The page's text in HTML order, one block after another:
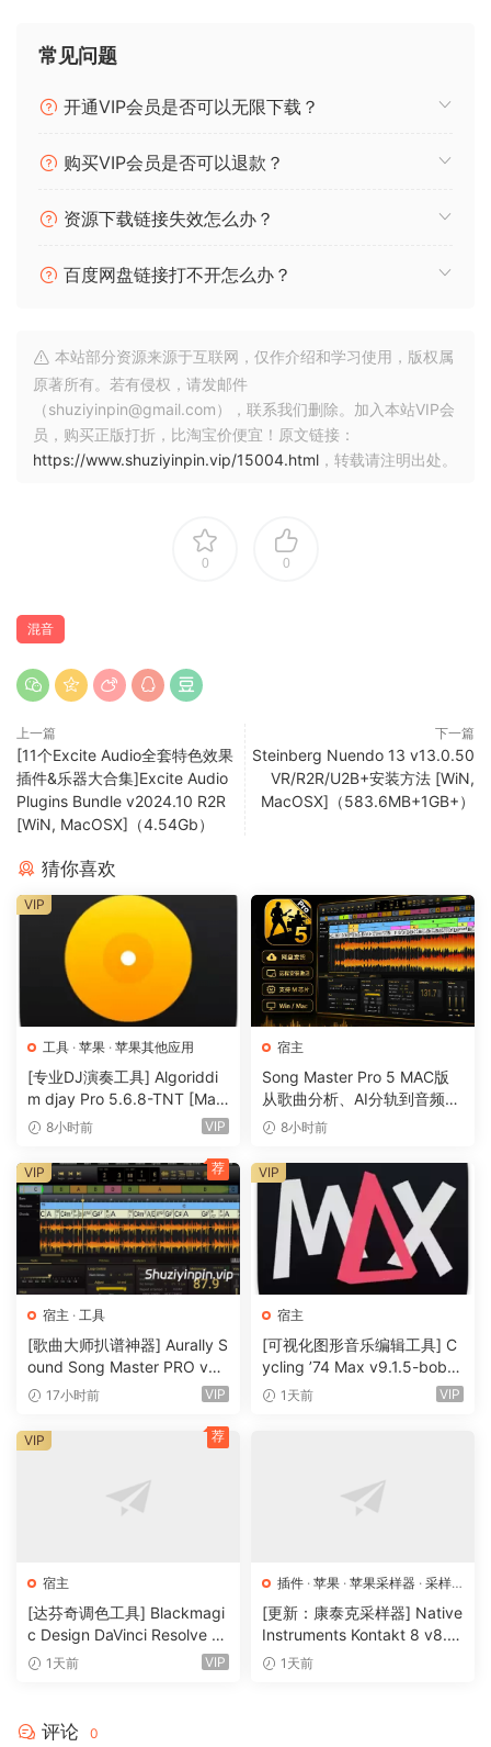
派，满足所有风格的艺术家的创作需求。
下一代音频引擎
理为您的音乐制作之旅提供从立体声到杜比全景声的支持。
无限的声音视野
接创建杰作。
Cubase 直观的 MIDI 编辑、自动化和量化功能，可实现无缝作
曲，精准释放您的音乐灵感。
音频扭曲和对齐
利用 Cubase 强大的音频扭曲和对齐功能，轻松精确地处理录
借助业界领先的 VST3 支持，通过集成第三方虚拟乐器和效果
VariAudio 音高校
完善人声和其他音频。
从作曲到艺术
Cubase 卓越的和弦垫、和弦轨道和音阶助手是无限创造力和释
放旋律光彩的关键。
使用 Cubase 的 MixConsole 制作专业混音，它提供可自定义
的通道条和高级路由选项，可实现简单、优化的控制。
坚如磐石
利用 Cubase 坚如磐石的稳定性和优化的性能提高您的工作效
率，确保各种规模的音乐项目都能不间断地发挥创造力。
控制您的房间
使用 Cubase 多功能的控制室功能定制您的监控体验，非常适
合录音室和复杂的音频设置。
使用 Cubase 专为电影、电视和管弦乐编曲而设计的全面配乐
和记谱功能，自信地进行创作。
Cubase Guides You On Your Music Production Journey. Do
you want to start creating your own music, bring your
production up to a professional level, or streamline your
workflow for short deadlines? Whatever you need, Cubase
helps you to reach your full creative potential. From
Hollywood blockbuster composers and Billboard Hot 100
producers right through to keen beginners, the world of
music production trusts the comprehensive feature set,
straightforward tools and unrivaled sound of our acclaimed
music production software.
That Make Cubase The Best DAW For You
All-inclusive feature set
Cubase empowers musicians with a vast array of cutting-
edge tools for composing, recording, editing, and
Unmatched versatility
常见问题
开通VIP会员是否可以无限下载？
购买VIP会员是否可以退款？
资源下载链接失效怎么办？
百度网盘链接打不开怎么办？
本站部分资源来源于互联网，仅作介绍和学习使用，版权属
原著所有。若有侵权，请发邮件
（shuziyinpin@gmail.com），联系我们删除。加入本站VIP会
员，购买正版打折，比淘宝价便宜！原文链接：
https://www.shuziyinpin.vip/15004.html ，转载请注明出处。
0 0
混音
上一篇
[11个Excite Audio全套特色效果
插件&乐器大合集]Excite Audio
Plugins Bundle v2024.10 R2R
[WiN, MacOSX]（4.54Gb）
下一篇
Steinberg Nuendo 13 v13.0.50
VR/R2R/U2B+安装方法 [WiN,
MacOSX]（583.6MB+1GB+）
猜你喜欢
工具 · 苹果 · 苹果其他应用
[专业DJ演奏工具] Algoriddi
m djay Pro 5.6.8-TNT [Mac
OSX]（290MB）
8小时前 VIP
VIP
宿主
Song Master Pro 5 MAC版
从歌曲分析、AI分轨到音频转
MIDI的一体化音乐工具
8小时前
宿主 · 工具
[歌曲大师扒谱神器] Aurally S
ound Song Master PRO v5.
0.02 [WiN]（355MB）
17小时前 VIP
VIP 荐
宿主
[可视化图形音乐编辑工具] C
ycling ’74 Max v9.1.5-bobd
ule [WiN]（724MB）
1天前 VIP
VIP
宿主
[达芬奇调色工具] Blackmagi
c Design DaVinci Resolve St
udio 21.0.4 Build 5 x64-R2R
1天前 VIP
VIP 荐
插件 · 苹果 · 苹果采样器 · 采样
器
[更新：康泰克采样器] Native
Instruments Kontakt 8 v8.1
2.1 [WiN, MacOSX]（1.2GB
1天前
评论 0